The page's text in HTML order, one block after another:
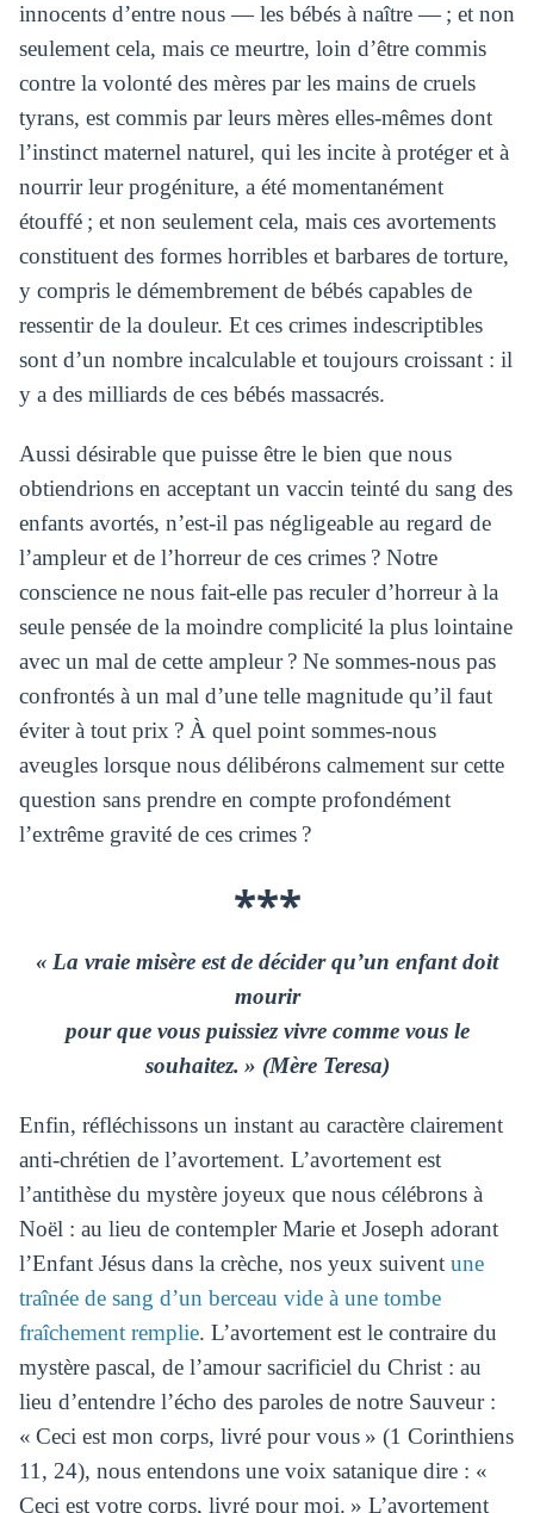
innocents d’entre nous — les bébés à naître — ; et non
seulement cela, mais ce meurtre, loin d’être commis
contre la volonté des mères par les mains de cruels
tyrans, est commis par leurs mères elles-mêmes dont
l’instinct maternel naturel, qui les incite à protéger et à
nourrir leur progéniture, a été momentanément
étouffé ; et non seulement cela, mais ces avortements
constituent des formes horribles et barbares de torture,
y compris le démembrement de bébés capables de
ressentir de la douleur. Et ces crimes indescriptibles
sont d’un nombre incalculable et toujours croissant : il
y a des milliards de ces bébés massacrés.
Aussi désirable que puisse être le bien que nous
obtiendrions en acceptant un vaccin teinté du sang des
enfants avortés, n’est-il pas négligeable au regard de
l’ampleur et de l’horreur de ces crimes ? Notre
conscience ne nous fait-elle pas reculer d’horreur à la
seule pensée de la moindre complicité la plus lointaine
avec un mal de cette ampleur ? Ne sommes-nous pas
confrontés à un mal d’une telle magnitude qu’il faut
éviter à tout prix ? À quel point sommes-nous
aveugles lorsque nous délibérons calmement sur cette
question sans prendre en compte profondément
l’extrême gravité de ces crimes ?
***
« La vraie misère est de décider qu’un enfant doit
mourir
pour que vous puissiez vivre comme vous le
souhaitez. » (Mère Teresa)
Enfin, réfléchissons un instant au caractère clairement
anti-chrétien de l’avortement. L’avortement est
l’antithèse du mystère joyeux que nous célébrons à
Noël : au lieu de contempler Marie et Joseph adorant
l’Enfant Jésus dans la crèche, nos yeux suivent une
traînée de sang d’un berceau vide à une tombe
fraîchement remplie. L’avortement est le contraire du
mystère pascal, de l’amour sacrificiel du Christ : au
lieu d’entendre l’écho des paroles de notre Sauveur :
« Ceci est mon corps, livré pour vous » (1 Corinthiens
11, 24), nous entendons une voix satanique dire : «
Ceci est votre corps, livré pour moi. » L’avortement